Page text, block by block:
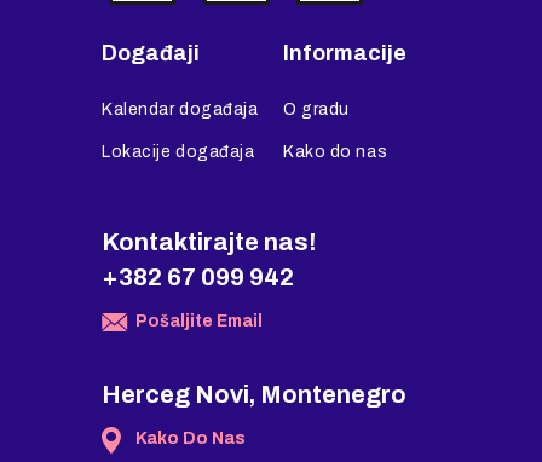
Događaji
Kalendar događaja
Lokacije događaja
Informacije
O gradu
Kako do nas
Kontaktirajte nas!
+382 67 099 942
Pošaljite Email
Herceg Novi, Montenegro
Kako Do Nas